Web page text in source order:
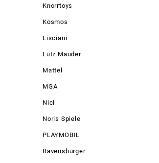
Knorrtoys
Kosmos
Lisciani
Lutz Mauder
Mattel
MGA
Nici
Noris Spiele
PLAYMOBIL
Ravensburger